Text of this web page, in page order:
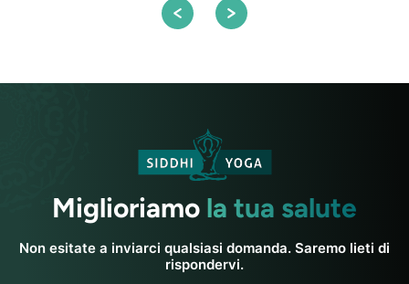
Miglioriamo la tua salute
Non esitate a inviarci qualsiasi domanda. Saremo lieti di
rispondervi.